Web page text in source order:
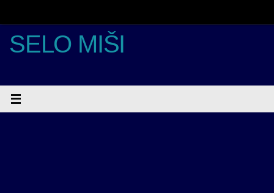
sadržaja
SELO MIŠI